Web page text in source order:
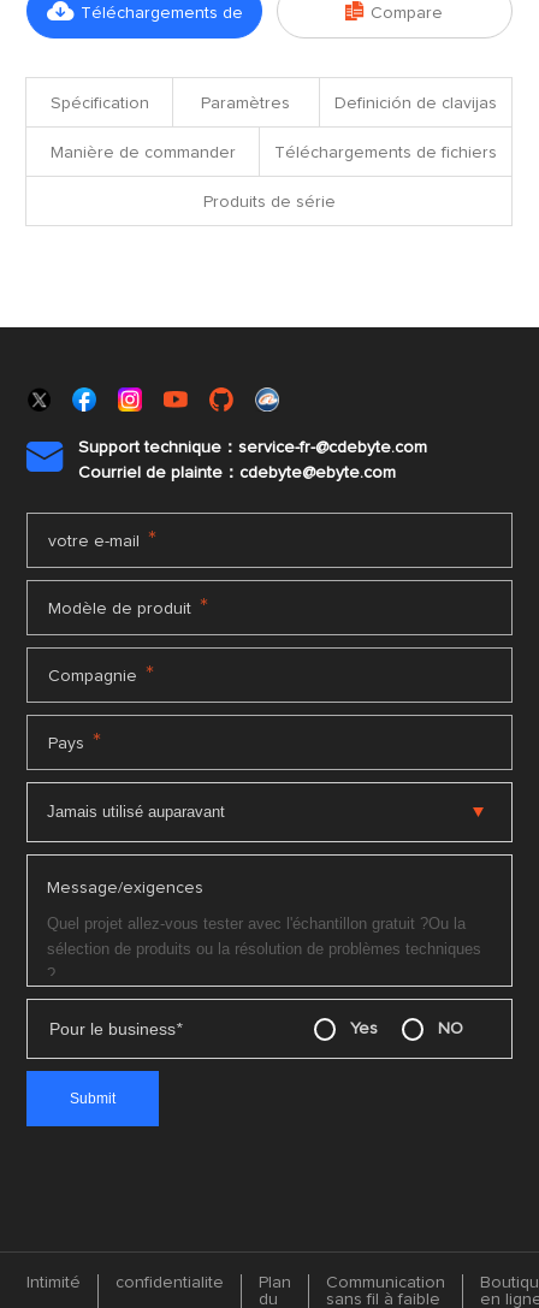
 Téléchargements de  Compare
Spécification Paramètres Definición de clavijas
Manière de commander Téléchargements de fichiers
Produits de série

Support technique：service-fr-@cdebyte.com
Courriel de plainte：cdebyte@ebyte.com
votre e-mail *
Modèle de produit *
Compagnie *
Pays *
Message/exigences
Pour le business* Yes NO
Intimité confidentialite
Plan
du
Communication
sans fil à faible
en